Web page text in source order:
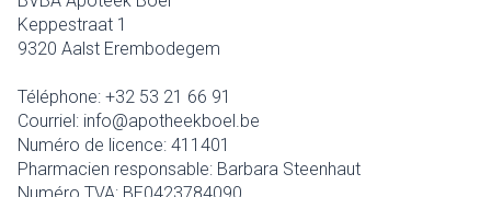
Keppestraat 1
9320 Aalst Erembodegem
Téléphone: +32 53 21 66 91
Courriel: info@apotheekboel.be
Numéro de licence: 411401
Pharmacien responsable: Barbara Steenhaut